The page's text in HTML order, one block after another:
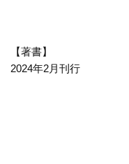
【著書】
2024年2月刊行